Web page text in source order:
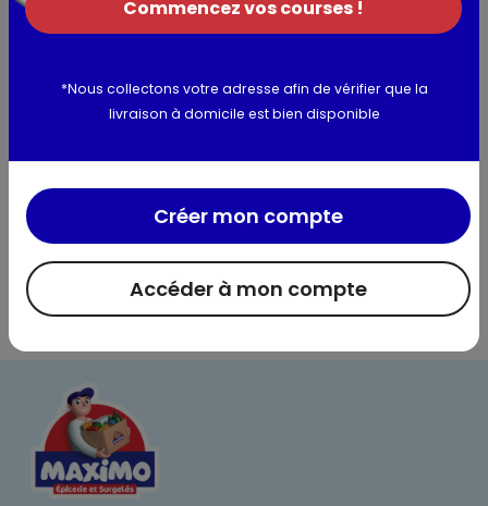
Utilisation et conservation
Oil, Sodium Hyaluronate, Xanthan Gum, Bis-
EDTA, Ethylhexylglycerin, Caprylyl Glycol, Sodium Hydroxide,
Phenoxyethanol, Parfum
Informations complémentaires
Commencez vos courses !
*Nous collectons votre adresse afin de vérifier que la
livraison à domicile est bien disponible
Accéder à mon compte
Créer mon compte